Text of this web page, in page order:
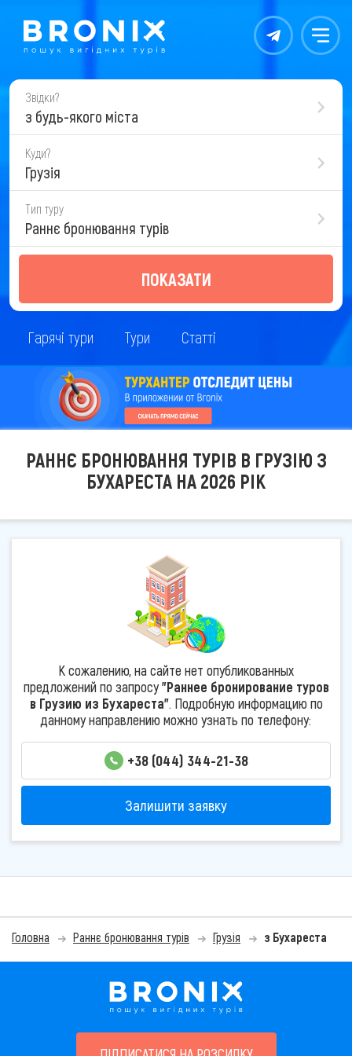
Контакты Меню
Звідки?
з будь-якого міста
Куди?
Грузія
Тип туру
Раннє бронювання турів
ПОКАЗАТИ
Гарячі тури Тури Статті
РАННЄ БРОНЮВАННЯ ТУРІВ В ГРУЗІЮ З
БУХАРЕСТА НА 2026 РІК
К сожалению, на сайте нет опубликованных
предложений по запросу"Раннее бронирование туров
в Грузию из Бухареста". Подробную информацию по
данному направлению можно узнать по телефону:
+38 (044) 344-21-38
Залишити заявку
Головна Раннє бронювання турів Грузія з Бухареста